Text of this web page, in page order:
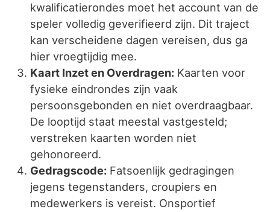
kwalificatierondes moet het account van de
speler volledig geverifieerd zijn. Dit traject
kan verscheidene dagen vereisen, dus ga
hier vroegtijdig mee.
Kaart Inzet en Overdragen: Kaarten voor
fysieke eindrondes zijn vaak
persoonsgebonden en niet overdraagbaar.
De looptijd staat meestal vastgesteld;
verstreken kaarten worden niet
gehonoreerd.
Gedragscode: Fatsoenlijk gedragingen
jegens tegenstanders, croupiers en
medewerkers is vereist. Onsportief